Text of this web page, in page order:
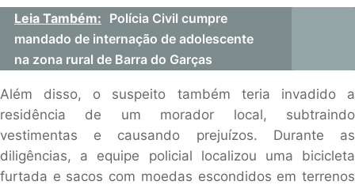
Leia Também: Polícia Civil cumpre
mandado de internação de adolescente
na zona rural de Barra do Garças
Além disso, o suspeito também teria invadido a
residência de um morador local, subtraindo
vestimentas e causando prejuízos. Durante as
diligências, a equipe policial localizou uma bicicleta
furtada e sacos com moedas escondidos em terrenos